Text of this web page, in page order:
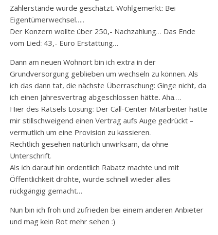
Zählerstände wurde geschätzt. Wohlgemerkt: Bei
Eigentümerwechsel…..
Der Konzern wollte über 250,- Nachzahlung… Das Ende
vom Lied: 43,- Euro Erstattung…
Dann am neuen Wohnort bin ich extra in der
Grundversorgung geblieben um wechseln zu können. Als
ich das dann tat, die nächste Überraschung: Ginge nicht, da
ich einen Jahresvertrag abgeschlossen hätte. Aha….
Hier des Rätsels Lösung: Der Call-Center Mitarbeiter hatte
mir stillschweigend einen Vertrag aufs Auge gedrückt –
vermutlich um eine Provision zu kassieren.
Rechtlich gesehen natürlich unwirksam, da ohne
Unterschrift.
Als ich darauf hin ordentlich Rabatz machte und mit
Öffentlichkeit drohte, wurde schnell wieder alles
rückgängig gemacht…
Nun bin ich froh und zufrieden bei einem anderen Anbieter
und mag kein Rot mehr sehen :)